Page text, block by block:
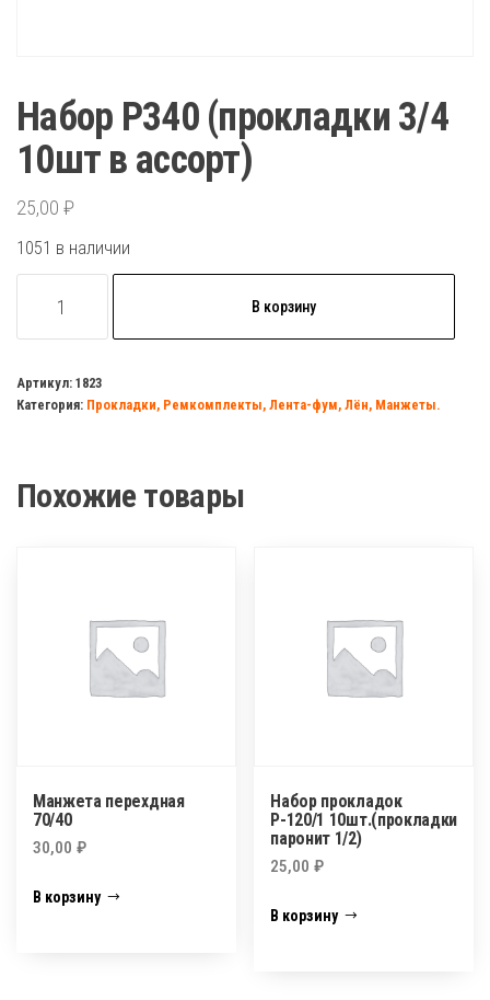
Набор P340 (прокладки 3/4
10шт в ассорт)
25,00 ₽
1051 в наличии
товара
P340
(прокладки
в
В корзину
Артикул: 1823
Категория: Прокладки, Ремкомплекты, Лента-фум, Лён, Манжеты.
Похожие товары
Манжета перехдная
70/40
30,00 ₽
В корзину
Набор прокладок
Р-120/1 10шт.(прокладки
паронит 1/2)
25,00₽
В корзину